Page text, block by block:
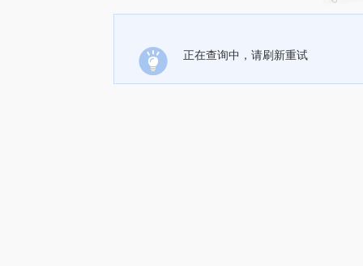
正在查询中，请刷新重试